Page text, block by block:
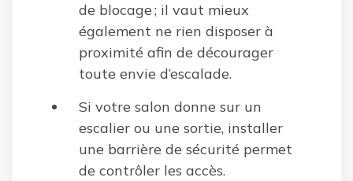
de blocage ; il vaut mieux
également ne rien disposer à
proximité afin de décourager
toute envie d’escalade.
Si votre salon donne sur un
escalier ou une sortie, installer
une barrière de sécurité permet
de contrôler les accès.